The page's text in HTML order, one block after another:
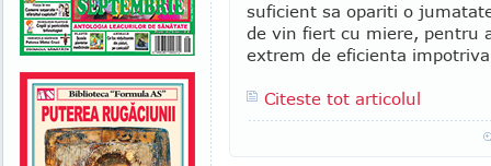
suficient sa opariti o
de vin fiert cu miere, pentru
extrem de eficienta
Citeste tot articolul